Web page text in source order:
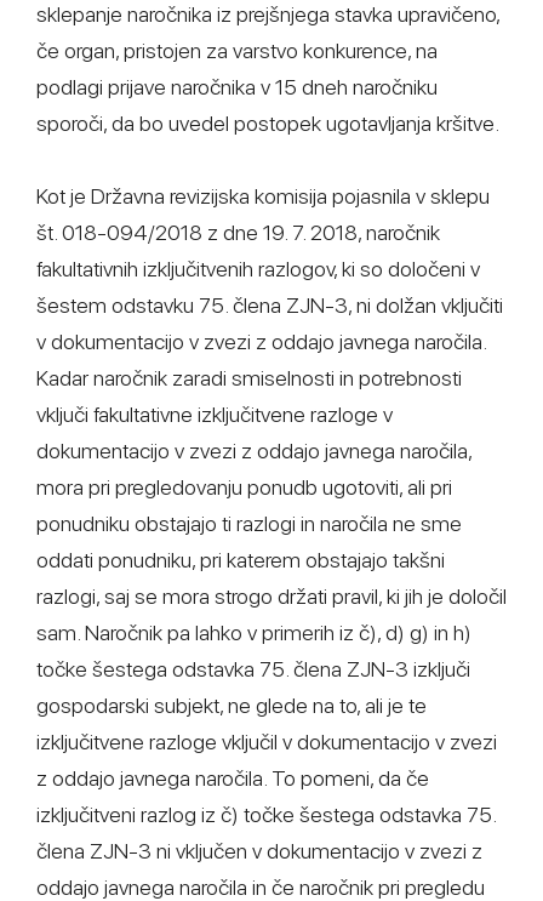
sklepanje naročnika iz prejšnjega stavka upravičeno,
če organ, pristojen za varstvo konkurence, na
podlagi prijave naročnika v 15 dneh naročniku
sporoči, da bo uvedel postopek ugotavljanja kršitve.
Kot je Državna revizijska komisija pojasnila v sklepu
št. 018-094/2018 z dne 19. 7. 2018, naročnik
fakultativnih izključitvenih razlogov, ki so določeni v
šestem odstavku 75. člena ZJN-3, ni dolžan vključiti
v dokumentacijo v zvezi z oddajo javnega naročila.
Kadar naročnik zaradi smiselnosti in potrebnosti
vključi fakultativne izključitvene razloge v
dokumentacijo v zvezi z oddajo javnega naročila,
mora pri pregledovanju ponudb ugotoviti, ali pri
ponudniku obstajajo ti razlogi in naročila ne sme
oddati ponudniku, pri katerem obstajajo takšni
razlogi, saj se mora strogo držati pravil, ki jih je določil
sam. Naročnik pa lahko v primerih iz č), d) g) in h)
točke šestega odstavka 75. člena ZJN-3 izključi
gospodarski subjekt, ne glede na to, ali je te
izključitvene razloge vključil v dokumentacijo v zvezi
z oddajo javnega naročila. To pomeni, da če
izključitveni razlog iz č) točke šestega odstavka 75.
člena ZJN-3 ni vključen v dokumentacijo v zvezi z
oddajo javnega naročila in če naročnik pri pregledu